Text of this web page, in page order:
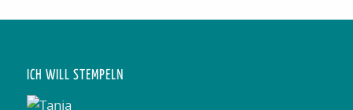
ICH WILL STEMPELN